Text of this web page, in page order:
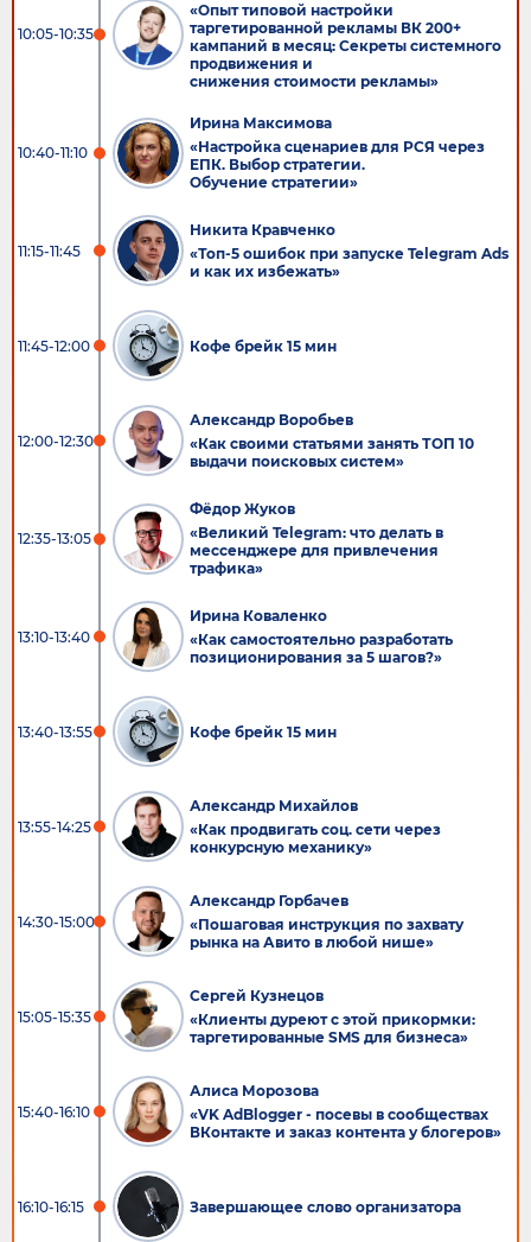
10:05-10:35
«Опыт типовой настройки
таргетированной рекламы ВК 200+
кампаний в месяц: Секреты системного
продвижения и
снижения стоимости рекламы»
10:40-11:10
Ирина Максимова
«Настройка сценариев для РСЯ через
ЕПК. Выбор стратегии.
Обучение стратегии»
11:15-11:45
Никита Кравченко
«Топ-5 ошибок при запуске Telegram Ads
и как их избежать»
11:45-12:00 Кофе брейк 15 мин
12:00-12:30
Александр Воробьев
«Как своими статьями занять ТОП 10
выдачи поисковых систем»
12:35-13:05
Фёдор Жуков
«Великий Telegram: что делать в
мессенджере для привлечения
трафика»
13:10-13:40
Ирина Коваленко
«Как самостоятельно разработать
позиционирования за 5 шагов?»
13:40-13:55 Кофе брейк 15 мин
13:55-14:25
Александр Михайлов
«Как продвигать соц. сети через
конкурсную механику»
14:30-15:00
Александр Горбачев
«Пошаговая инструкция по захвату
рынка на Авито в любой нише»
15:05-15:35
Сергей Кузнецов
«Клиенты дуреют с этой прикормки:
таргетированные SMS для бизнеса»
15:40-16:10
Алиса Морозова
«VK AdBlogger - посевы в сообществах
ВКонтакте и заказ контента у блогеров»
16:10-16:15 Завершающее слово организатора